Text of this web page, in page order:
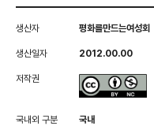
생산자 평화를만드는여성회
생산일자 2012.00.00
저작권
국내외 구분 국내